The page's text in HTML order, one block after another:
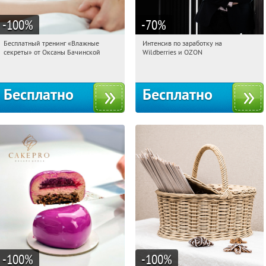
-100%
09:30:47 Получили:
Бесплатный тренинг «Влажные
секреты» от Оксаны Бачинской
Бесплатно
-70%
09:30:47 Получили:
Интенсив по заработку на
Wildberries и OZON
Бесплатно
-100% -100%